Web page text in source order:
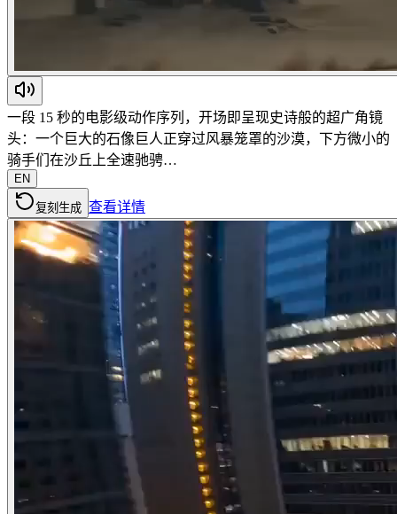
一段 15 秒的电影级动作序列，开场即呈现史诗般的超广角镜
头：一个巨大的石像巨人正穿过风暴笼罩的沙漠，下方微小的
骑手们在沙丘上全速驰骋…
EN
复刻生成 查看详情